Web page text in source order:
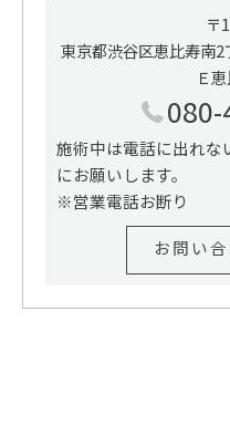
〒
東京都渋谷区恵比寿南
Ｅ
施術中は電話に出れ
にお願いします。
※営業電話お断り
お問い